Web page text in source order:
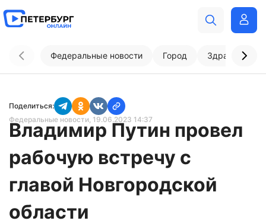
Федеральные новости Город
Поделиться:
Федеральные новости, 19.06.2023 14:37
Владимир Путин провел
рабочую встречу с
главой Новгородской
области